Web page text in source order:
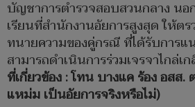
บัญชาการตำรวจสอบสวนกลาง นอ
เรียนที่สำนักงานอัยการสูงสุด ให้ต
ทนายความของคู่กรณี ที่ได้รับการแ
สามารถดำเนินการร่วมเจรจาไกล่เ
ที่เกี่ยวข้อง : โทน บางแค ร้อง อสส.
แหม่ม เป็นอัยการจริงหรือไม่)